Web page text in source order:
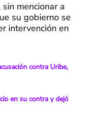
mencionar a
su gobierno se
intervención en
contra Uribe,
en su contra y dejó